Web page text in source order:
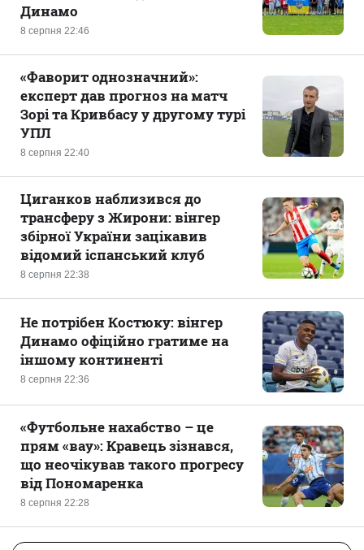
8 серпня 22:46
Динамо
8 серпня 22:40
«Фаворит однозначний»:
експерт дав прогноз на матч
Зорі та Кривбасу у другому турі
УПЛ
8 серпня 22:38
Циганков наблизився до
трансферу з Жирони: вінгер
збірної України зацікавив
відомий іспанський клуб
8 серпня 22:36
Не потрібен Костюку: вінгер
Динамо офіційно гратиме на
іншому континенті
8 серпня 22:28
«Футбольне нахабство – це
прям «вау»: Кравець зізнався,
що неочікував такого прогресу
від Пономаренка